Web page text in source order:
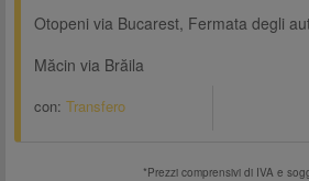
Măcin via Brăila
con: Transfero
*Prezzi comprensivi di IVA e